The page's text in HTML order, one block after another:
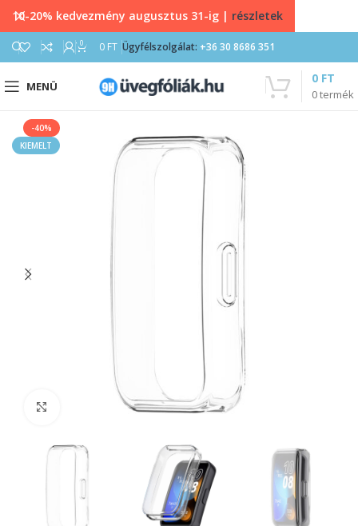
0 0 FT Ügyfélszolgálat: +36 30 8686 351
MENÜ
0termék
0 FT
-40%
KIEMELT
10-20% kedvezmény augusztus 31-ig | részletek